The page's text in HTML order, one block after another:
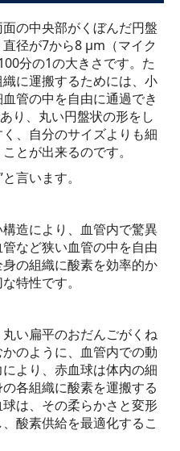
の中央部がくぼんだ円盤
径が7から8 μm（マイク
分の1の大きさです。た
に運搬するためには、小
管の中を自由に通過でき
り、丸い円盤状の形をし
、自分のサイズよりも細
とが出来るのです。
と言います。
造により、血管内で驚異
など狭い血管の中を自由
の組織に酸素を効率的か
特性です。
い扁平のおだんごがくね
のように、血管内での動
より、赤血球は体内の細
各組織に酸素を運搬する
は、その柔らかさと変形
酸素供給を最適化するこ